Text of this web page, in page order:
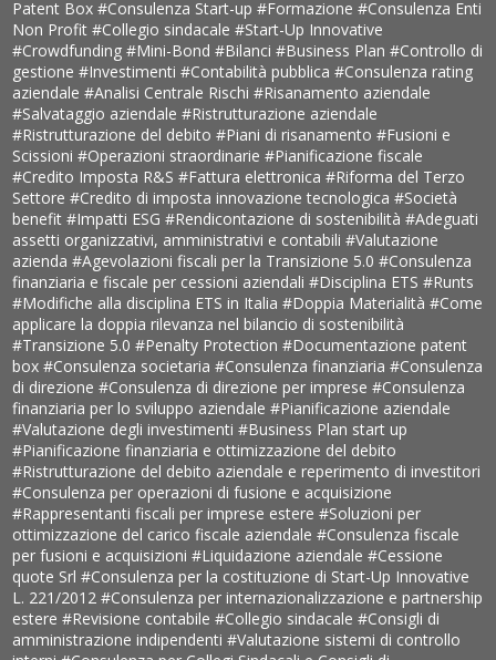
Patent Box#Consulenza Start-up#Formazione#Consulenza Enti
Non Profit#Collegio sindacale#Start-Up Innovative
#Crowdfunding#Mini-Bond#Bilanci#Business Plan#Controllo di
gestione#Investimenti#Contabilità pubblica#Consulenza rating
aziendale#Analisi Centrale Rischi#Risanamento aziendale
#Salvataggio aziendale#Ristrutturazione aziendale
#Ristrutturazione del debito#Piani di risanamento#Fusioni e
Scissioni#Operazioni straordinarie#Pianificazione fiscale
#Credito Imposta R&S#Fattura elettronica#Riforma del Terzo
Settore#Credito di imposta innovazione tecnologica#Società
benefit#Impatti ESG#Rendicontazione di sostenibilità#Adeguati
assetti organizzativi, amministrativi e contabili#Valutazione
azienda#Agevolazioni fiscali per la Transizione 5.0#Consulenza
finanziaria e fiscale per cessioni aziendali#Disciplina ETS#Runts
#Modifiche alla disciplina ETS in Italia#Doppia Materialità#Come
applicare la doppia rilevanza nel bilancio di sostenibilità
#Transizione 5.0#Penalty Protection#Documentazione patent
box#Consulenza societaria#Consulenza finanziaria#Consulenza
di direzione#Consulenza di direzione per imprese#Consulenza
finanziaria per lo sviluppo aziendale#Pianificazione aziendale
#Valutazione degli investimenti#Business Plan start up
#Pianificazione finanziaria e ottimizzazione del debito
#Ristrutturazione del debito aziendale e reperimento di investitori
#Consulenza per operazioni di fusione e acquisizione
#Rappresentanti fiscali per imprese estere#Soluzioni per
ottimizzazione del carico fiscale aziendale#Consulenza fiscale
per fusioni e acquisizioni#Liquidazione aziendale#Cessione
quote Srl#Consulenza per la costituzione di Start-Up Innovative
L. 221/2012#Consulenza per internazionalizzazione e partnership
estere#Revisione contabile#Collegio sindacale#Consigli di
amministrazione indipendenti#Valutazione sistemi di controllo